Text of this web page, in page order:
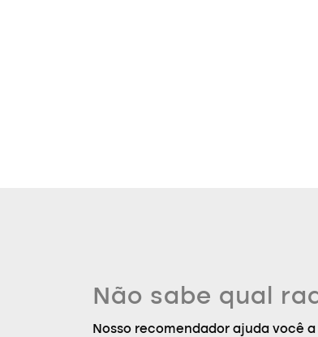
Não sabe qual
Nosso recomendador ajuda você